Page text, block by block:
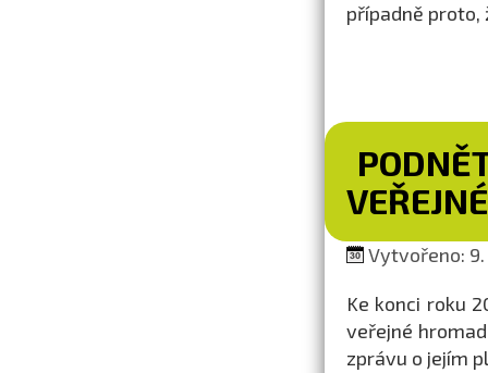
případně
Vytvořeno: 9.
Ke konci roku
veřejné
zprávu o jejím